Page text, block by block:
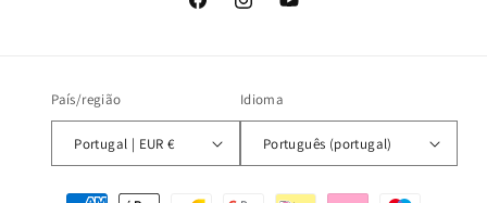
FacebookInstagramYouTube
País/região
Portugal | EUR €
Idioma
Português (portugal)
Métodos